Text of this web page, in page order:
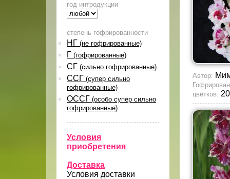
год интродукции
степень гофрированности
НГ (не гофрированные)
Г (гофрированные)
СГ (сильно гофрированные)
ССГ (супер сильно
гофрированные)
ОССГ (особо супер сильно
гофрированные)
Условия
приобретения
Доставка
Условия доставки
Автор:
цветков: